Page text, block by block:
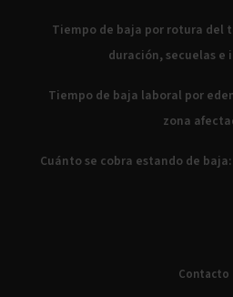
Tiempo de baja por rotura del
duración, secuelas e
Tiempo de baja laboral por
zona
Cuánto se cobra estando de
Contacto